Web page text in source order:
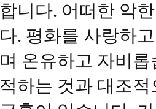
합니다. 어떠한 악
다. 평화를 사랑하
며 온유하고 자비
적하는 것과 대조